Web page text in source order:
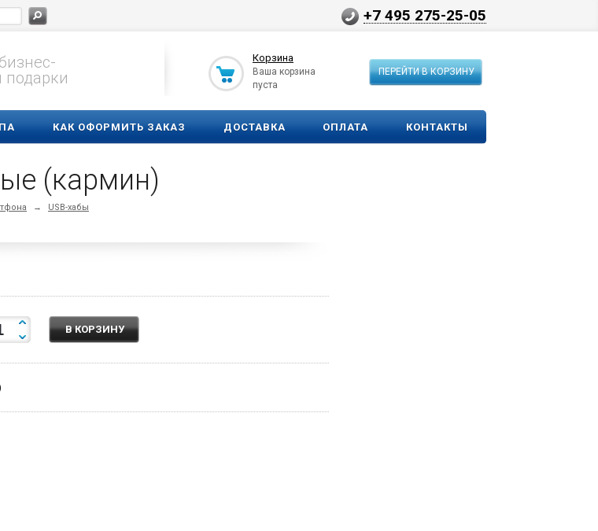
+7 495 275-25-05
подарки
Корзина
Ваша корзина
пуста
ПЕРЕЙТИ В КОРЗИНУ
КАК ОФОРМИТЬ ЗАКАЗ ДОСТАВКА ОПЛАТА КОНТАКТЫ
(кармин)
→ USB-хабы
В КОРЗИНУ